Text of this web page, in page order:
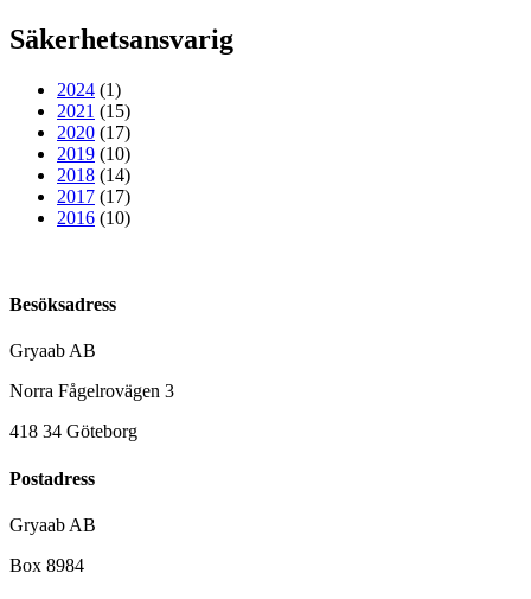
Säkerhetsansvarig
2024 (1)
2021 (15)
2020 (17)
2019 (10)
2018 (14)
2017 (17)
2016 (10)
Besöksadress
Gryaab AB
Norra Fågelrovägen 3
418 34 Göteborg
Postadress
Gryaab AB
Box 8984